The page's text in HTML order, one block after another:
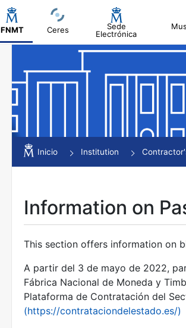
FNMT Ceres
Sede
Electrónica
Show/Hide
Show/Hide
Show/Hide
Inicio Institution
Information on
This section offers information on
A partir del 3 de mayo de 2022,
Fábrica Nacional de Moneda y
Plataforma de Contratación del
(https://contrataciondelestado.es/)